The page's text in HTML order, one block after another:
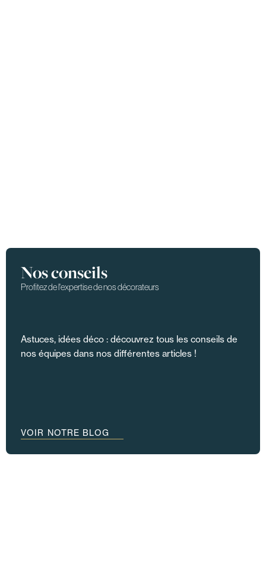
Nos conseils
Profitez de l'expertise de nos décorateurs
Astuces, idées déco : découvrez tous les conseils de
nos équipes dans nos différentes articles !
VOIR NOTRE BLOG